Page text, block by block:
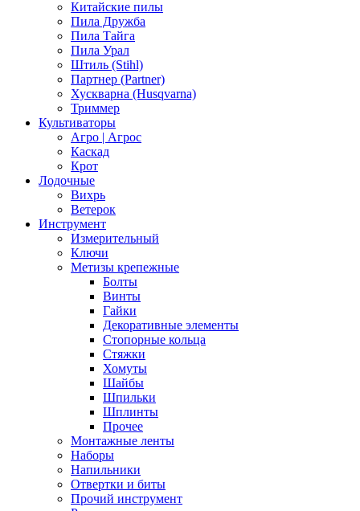
Китайские пилы
Пила Дружба
Пила Тайга
Пила Урал
Штиль (Stihl)
Партнер (Partner)
Хускварна (Husqvarna)
Триммер
Культиваторы
Агро | Агрос
Каскад
Крот
Лодочные
Вихрь
Ветерок
Инструмент
Измерительный
Ключи
Метизы крепежные
Болты
Винты
Гайки
Декоративные элементы
Стопорные кольца
Стяжки
Хомуты
Шайбы
Шпильки
Шплинты
Прочее
Монтажные ленты
Наборы
Напильники
Отвертки и биты
Прочий инструмент